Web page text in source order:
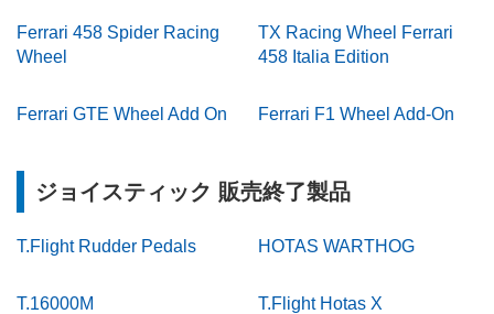
Ferrari 458 Spider Racing
Wheel
TX Racing Wheel Ferrari
458 Italia Edition
Ferrari GTE Wheel Add On Ferrari F1 Wheel Add-On
ジョイスティック 販売終了製品
T.Flight Rudder Pedals HOTAS WARTHOG
T.16000M T.Flight Hotas X